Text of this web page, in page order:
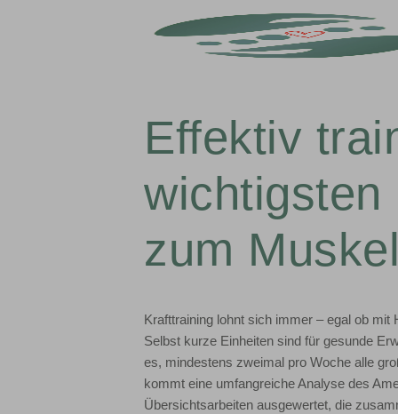
Effektiv
wichtigsten
zum
Krafttraining lohnt sich immer – egal ob
Selbst kurze Einheiten sind für gesunde
es, mindestens zweimal pro Woche alle
kommt eine umfangreiche Analyse des
Übersichtsarbeiten ausgewertet, die